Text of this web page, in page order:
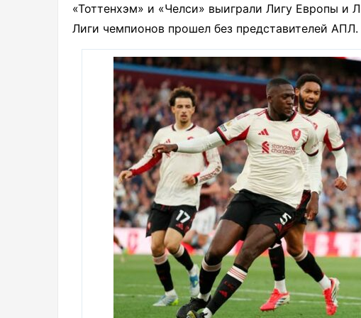
«Тоттенхэм» и «Челси» выиграли Лигу Европы и
Лиги чемпионов прошел без представителей АПЛ.